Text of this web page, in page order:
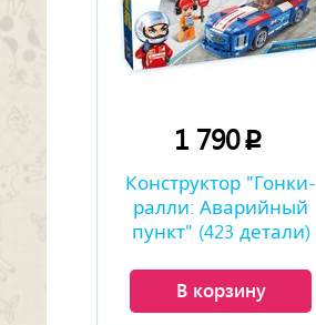
1 790p
Конструктор "Гонки-
ралли: Аварийный
пункт" (423 детали)
В корзину